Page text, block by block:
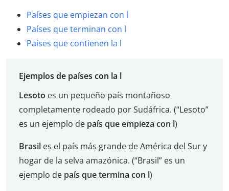
Países que empiezan con l
Países que terminan con l
Países que contienen la l
Ejemplos de países con la l
Lesoto es un pequeño país montañoso
completamente rodeado por Sudáfrica. (“Lesoto”
es un ejemplo de país que empieza con l)
Brasiles el país más grande de América del Sur y
hogar de la selva amazónica. (“Brasil” es un
ejemplo de país que termina con l)